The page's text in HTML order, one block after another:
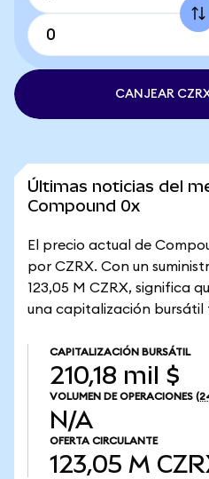
CANJEAR
Últimas noticias del
Compound 0x
El precio actual de
por CZRX. Con un
123,05 M CZRX, significa
una capitalización bursátil
CAPITALIZACIÓN BURSÁTIL
210,18 mil $
VOLUMEN DE OPERACIONES
N/A
OFERTA CIRCULANTE
123,05 M